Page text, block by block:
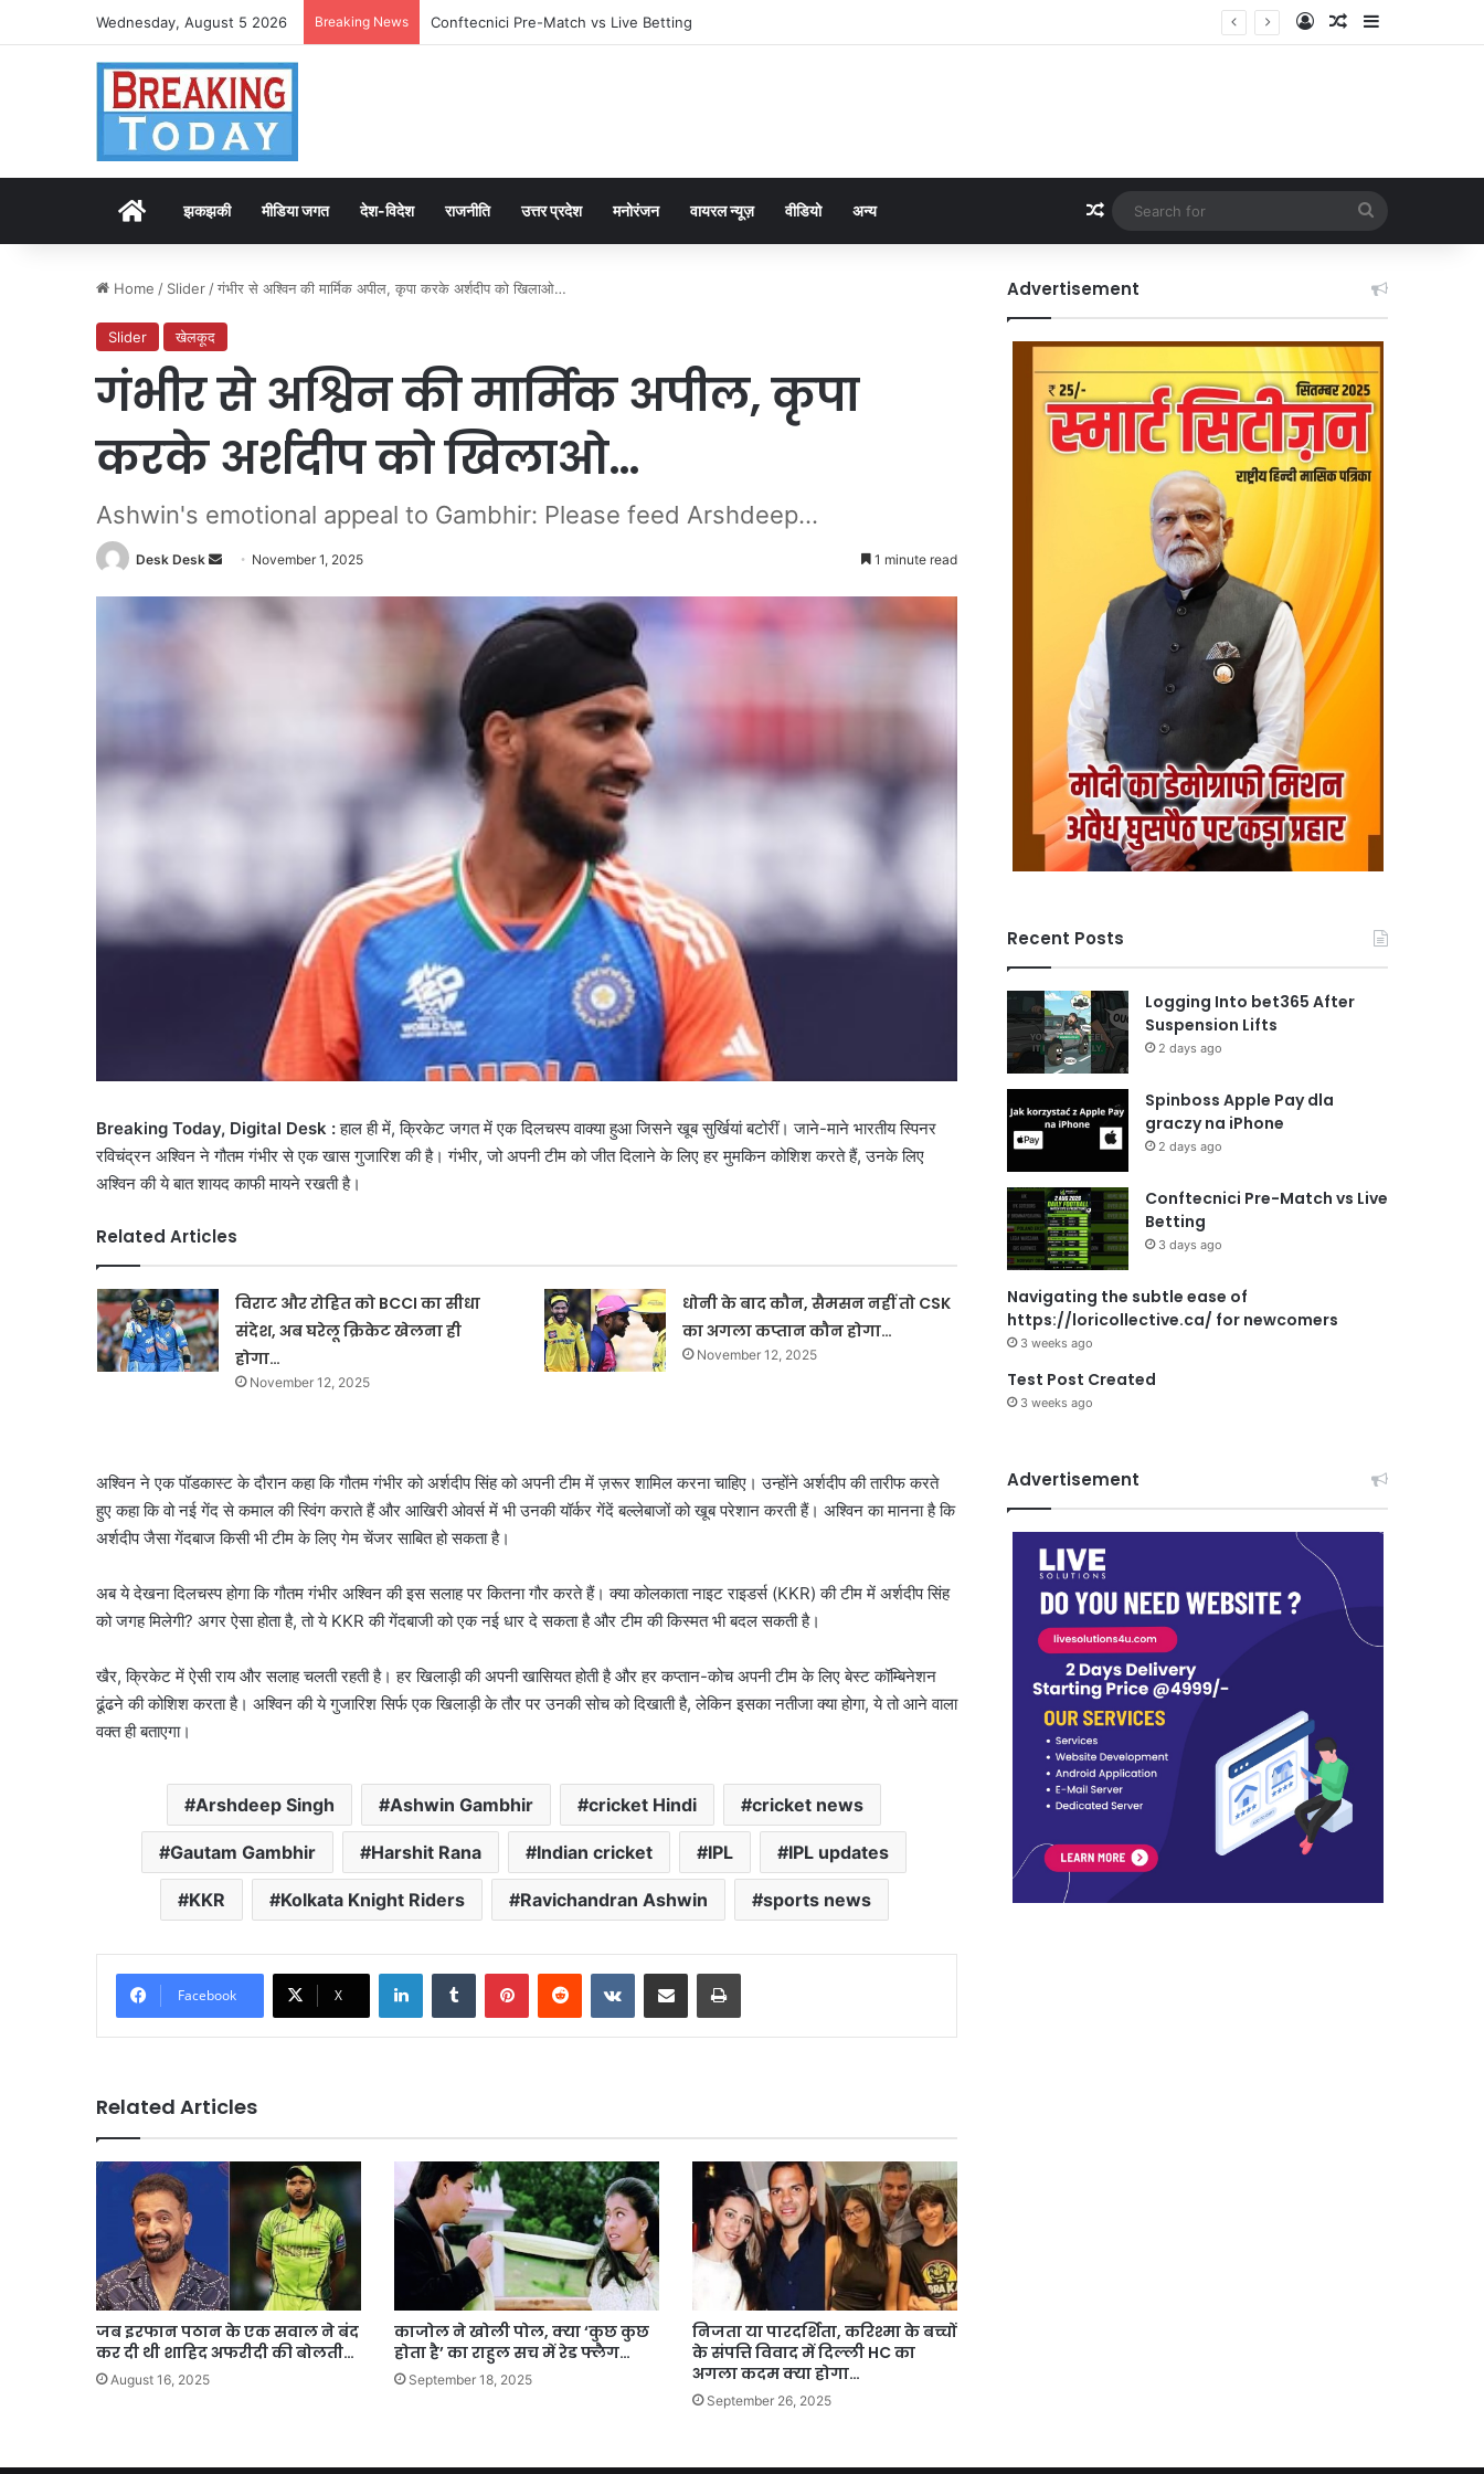
Wednesday, August 5 2026 Breaking News Conftecnici Pre-Match vs Live Betting Log InRandom Article
Sidebar
Homeझकझकी मीडिया जगत देश-विदेश राजनीति उत्तर प्रदेश मनोरंजन वायरल न्यूज़ वीडियो अन्य Random Article
for
Home / Slider /गंभीर से अश्विन की मार्मिक अपील, कृपा करके अर्शदीप को खिलाओ…
Slider खेलकूद
गंभीर से अश्विन की मार्मिक अपील, कृपा
करके अर्शदीप को खिलाओ…
Ashwin's emotional appeal to Gambhir: Please feed Arshdeep...
Desk Desk
Send November 1, 2025 1 minute read
Breaking Today, Digital Desk :हाल ही में, क्रिकेट जगत में एक दिलचस्प वाक्या हुआ जिसने खूब सुर्खियां बटोरीं। जाने-माने भारतीय स्पिनर
रविचंद्रन अश्विन ने गौतम गंभीर से एक खास गुजारिश की है। गंभीर, जो अपनी टीम को जीत दिलाने के लिए हर मुमकिन कोशिश करते हैं, उनके लिए
अश्विन की ये बात शायद काफी मायने रखती है।
Related Articles
विराट और रोहित को BCCI का सीधा
संदेश, अब घरेलू क्रिकेट खेलना ही
होगा…
November 12, 2025
धोनी के बाद कौन, सैमसन नहीं तो CSK
का अगला कप्तान कौन होगा…
November 12, 2025
अश्विन ने एक पॉडकास्ट के दौरान कहा कि गौतम गंभीर को अर्शदीप सिंह को अपनी टीम में ज़रूर शामिल करना चाहिए। उन्होंने अर्शदीप की तारीफ करते
हुए कहा कि वो नई गेंद से कमाल की स्विंग कराते हैं और आखिरी ओवर्स में भी उनकी यॉर्कर गेंदें बल्लेबाजों को खूब परेशान करती हैं। अश्विन का मानना है कि
अर्शदीप जैसा गेंदबाज किसी भी टीम के लिए गेम चेंजर साबित हो सकता है।
अब ये देखना दिलचस्प होगा कि गौतम गंभीर अश्विन की इस सलाह पर कितना गौर करते हैं। क्या कोलकाता नाइट राइडर्स (KKR) की टीम में अर्शदीप सिंह
को जगह मिलेगी? अगर ऐसा होता है, तो ये KKR की गेंदबाजी को एक नई धार दे सकता है और टीम की किस्मत भी बदल सकती है।
खैर, क्रिकेट में ऐसी राय और सलाह चलती रहती है। हर खिलाड़ी की अपनी खासियत होती है और हर कप्तान-कोच अपनी टीम के लिए बेस्ट कॉम्बिनेशन
ढूंढने की कोशिश करता है। अश्विन की ये गुजारिश सिर्फ एक खिलाड़ी के तौर पर उनकी सोच को दिखाती है, लेकिन इसका नतीजा क्या होगा, ये तो आने वाला
वक्त ही बताएगा।
Arshdeep Singh Ashwin Gambhir cricket Hindi cricket news
Gautam Gambhir Harshit Rana Indian cricket IPL IPL updates
KKR Kolkata Knight Riders Ravichandran Ashwin sports news
Facebook X
LinkedInTumblr PinterestReddit VKontakteShare via Email Print
Related Articles
जब इरफान पठान के एक सवाल ने बंद
कर दी थी शाहिद अफरीदी की बोलती…
August 16, 2025
काजोल ने खोली पोल, क्या ‘कुछ कुछ
होता है’ का राहुल सच में रेड फ्लैग…
September 18, 2025
निजता या पारदर्शिता, करिश्मा के बच्चों
के संपत्ति विवाद में दिल्ली HC का
अगला कदम क्या होगा…
September 26, 2025
Advertisement
Recent Posts
Logging Into bet365 After
Suspension Lifts
2 days ago
Spinboss Apple Pay dla
graczy na iPhone
2 days ago
Conftecnici Pre-Match vs Live
Betting
3 days ago
Navigating the subtle ease of
https://loricollective.ca/ for newcomers
3 weeks ago
Test Post Created
3 weeks ago
Advertisement